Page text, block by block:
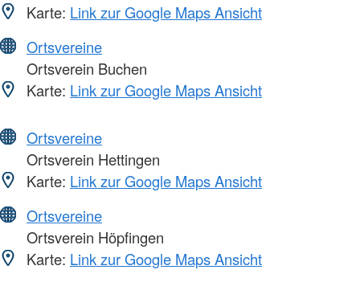
Karte: Link zur Google Maps Ansicht
Ortsvereine
Ortsverein Buchen
Karte: Link zur Google Maps Ansicht
Ortsvereine
Ortsverein Hettingen
Karte: Link zur Google Maps Ansicht
Ortsvereine
Ortsverein Höpfingen
Karte: Link zur Google Maps Ansicht